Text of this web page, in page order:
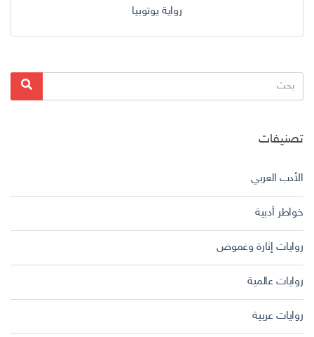
رواية يوتوبيا
البحث
عن:
بحث
تصنيفات
الأدب العربي
خواطر أدبية
روايات إثارة وغموض
روايات عالمية
روايات عربية